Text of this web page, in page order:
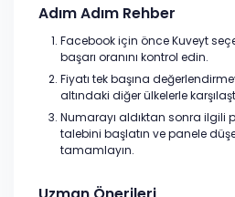
Adım Adım Rehber
Facebook için önce Kuveyt
başarı oranını kontrol edin.
Fiyatı tek başına
altındaki diğer ülkelerle
Numarayı aldıktan sonra ilgili
talebini başlatın ve panele
tamamlayın.